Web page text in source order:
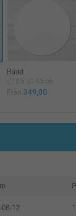
Rund
0,5 9,5 cm
Från 349,00
08-12